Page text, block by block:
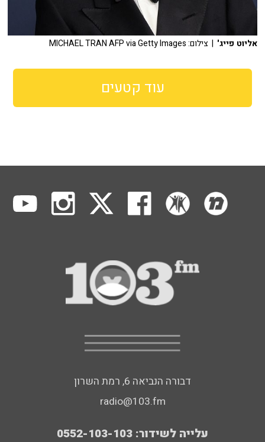
אליוט פייג' | צילום: MICHAEL TRAN AFP via Getty Images
עוד קטעים
דבורה הנביאה 6, רמת השרון
radio@103.fm
עלייה לשידור: 0552-103-103